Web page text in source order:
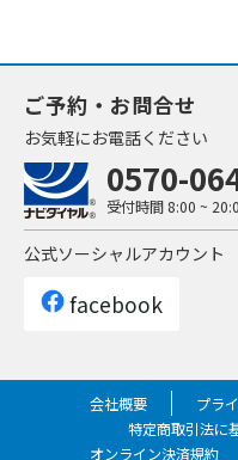
ご予約・お問合せ
お気軽にお電話ください
0570-
受付時間 8:00 ~
公式ソーシャルアカウント
facebook
会社概要 プラ
特定商取引法に
オンライン決済規約